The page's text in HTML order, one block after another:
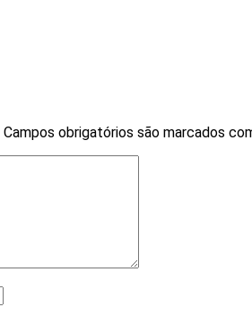
Campos obrigatórios são marcados